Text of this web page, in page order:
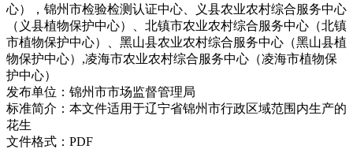
心），锦州市检验检测认证中心、义县农业农村综合服务中心
（义县植物保护中心）、北镇市农业农村综合服务中心（北镇
市植物保护中心）、黑山县农业农村综合服务中心（黑山县植
物保护中心）,凌海市农业农村综合服务中心（凌海市植物保
护中心）
发布单位： 锦州市市场监督管理局
标准简介： 本文件适用于辽宁省锦州市行政区域范围内生产的
花生
文件格式： PDF